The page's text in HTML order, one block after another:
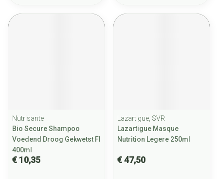
Nutrisante
Bio Secure Shampoo
Voedend Droog Gekwetst Fl
400ml
€ 10,35
Lazartigue, SVR
Lazartigue Masque
Nutrition Legere 250ml
€ 47,50